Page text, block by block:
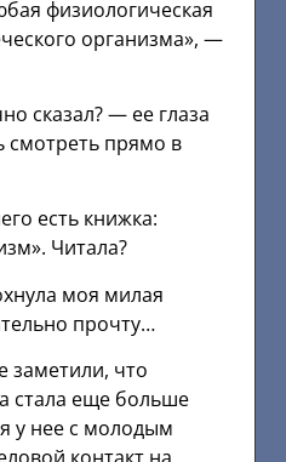
физиологическая
организма», —
сказал? — ее глаза
смотреть прямо в
есть книжка:
Читала?
моя милая
прочту…
заметили, что
стала еще больше
у нее с молодым